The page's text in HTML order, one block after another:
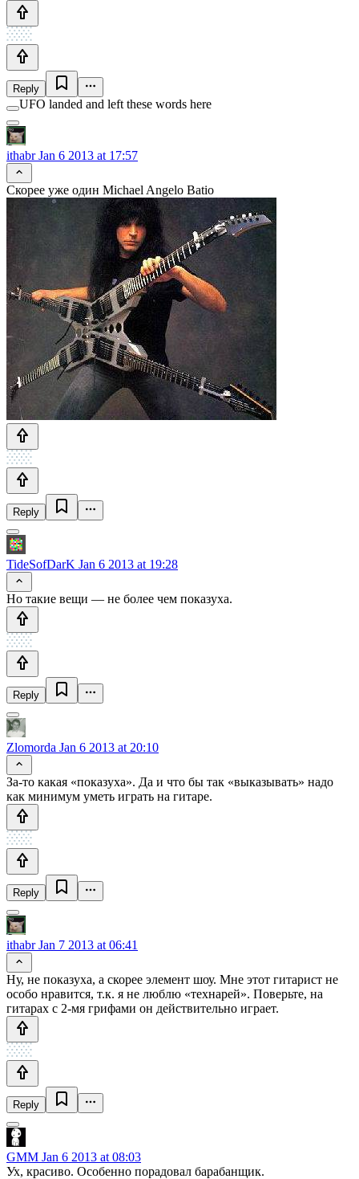
Reply
UFO landed and left these words here
ithabrJan 6 2013 at 17:57
Скорее уже один Michael Angelo Batio
Reply
TideSofDarK Jan 6 2013 at 19:28
Но такие вещи — не более чем показуха.
Reply
Zlomorda Jan 6 2013 at 20:10
За-то какая «показуха». Да и что бы так «выказывать» надо
как минимум уметь играть на гитаре.
Reply
ithabrJan 7 2013 at 06:41
Ну, не показуха, а скорее элемент шоу. Мне этот гитарист не
особо нравится, т.к. я не люблю «технарей». Поверьте, на
гитарах с 2-мя грифами он действительно играет.
Reply
GMM Jan 6 2013 at 08:03
Ух, красиво. Особенно порадовал барабанщик.